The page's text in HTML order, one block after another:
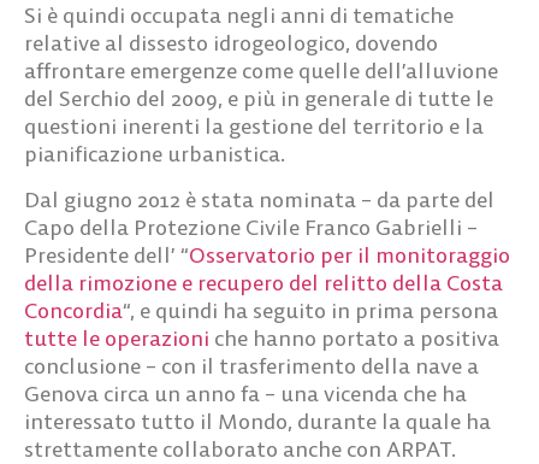
Si è quindi occupata negli anni di tematiche
relative al dissesto idrogeologico, dovendo
affrontare emergenze come quelle dell’alluvione
del Serchio del 2009, e più in generale di tutte le
questioni inerenti la gestione del territorio e la
pianificazione urbanistica.
Dal giugno 2012 è stata nominata – da parte del
Capo della Protezione Civile Franco Gabrielli –
Presidente dell’ “Osservatorio per il monitoraggio
della rimozione e recupero del relitto della Costa
Concordia“, e quindi ha seguito in prima persona
tutte le operazioni che hanno portato a positiva
conclusione – con il trasferimento della nave a
Genova circa un anno fa – una vicenda che ha
interessato tutto il Mondo, durante la quale ha
strettamente collaborato anche con ARPAT.